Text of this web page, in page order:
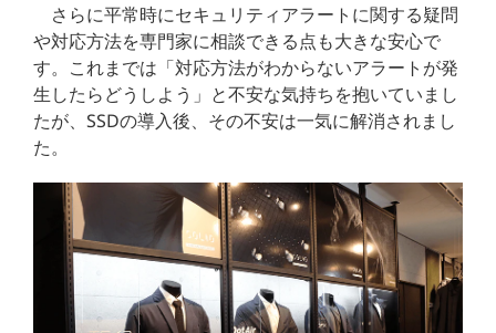
さらに平常時にセキュリティアラートに関する疑問
や対応方法を専門家に相談できる点も大きな安心で
す。これまでは「対応方法がわからないアラートが発
生したらどうしよう」と不安な気持ちを抱いていまし
たが、SSDの導入後、その不安は一気に解消されまし
た。